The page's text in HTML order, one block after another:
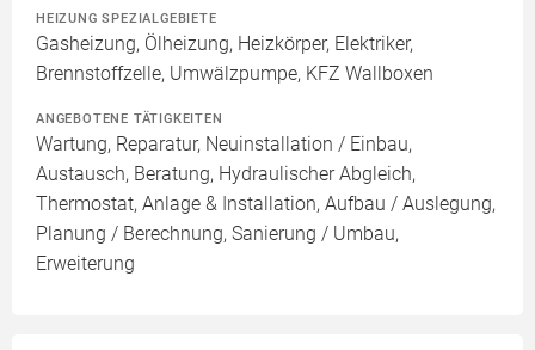
HEIZUNG SPEZIALGEBIETE
Gasheizung, Ölheizung, Heizkörper, Elektriker,
Brennstoffzelle, Umwälzpumpe, KFZ Wallboxen
ANGEBOTENE TÄTIGKEITEN
Wartung, Reparatur, Neuinstallation / Einbau,
Austausch, Beratung, Hydraulischer Abgleich,
Thermostat, Anlage & Installation, Aufbau / Auslegung,
Planung / Berechnung, Sanierung / Umbau,
Erweiterung